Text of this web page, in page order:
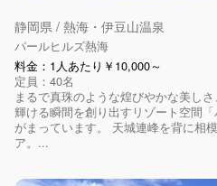
静岡県 / 熱海・伊豆山温泉
パールヒルズ熱海
料金：1人あたり￥10,000～
定員：40名
まるで真珠のような煌びやかな美し
輝ける瞬間を創り出すリゾート空間
がまっています。 天城連峰を背に相
ア。...